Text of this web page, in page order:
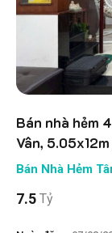
Bán nhà hẻm
Vân,
Bán Nhà Hẻm
7.5 Tỷ